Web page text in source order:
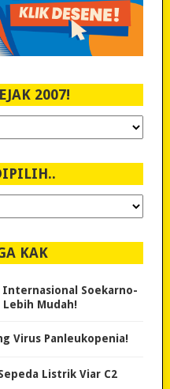
2007!
KAK
Soekarno-
Mudah!
Virus Panleukopenia!
Listrik Viar C2